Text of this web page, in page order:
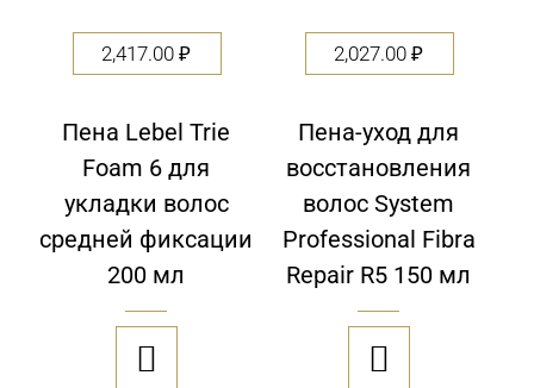
2,417.00 ₽
Пена Lebel Trie
Foam 6 для
укладки волос
средней фиксации
200 мл

2,027.00 ₽
Пена-уход для
восстановления
волос System
Professional Fibra
Repair R5 150 мл
